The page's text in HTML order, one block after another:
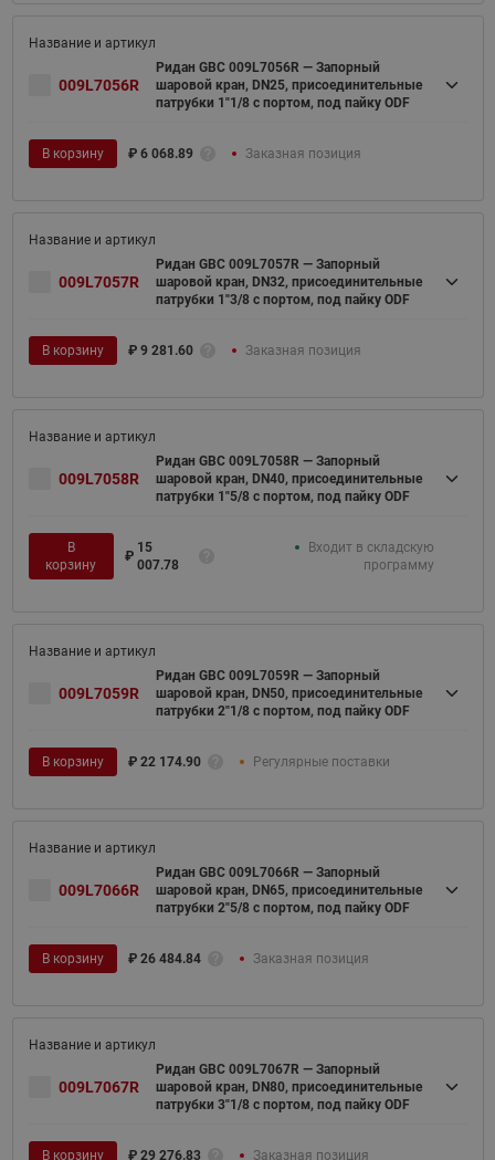
009L7056R
Ридан GBC 009L7056R — Запорный
шаровой кран, DN25, присоединительные
патрубки 1"1/8 с портом, под пайку ODF
В корзину ₽ 6 068.89 Заказная позиция
009L7057R
Ридан GBC 009L7057R — Запорный
шаровой кран, DN32, присоединительные
патрубки 1"3/8 с портом, под пайку ODF
В корзину ₽ 9 281.60 Заказная позиция
009L7058R
Ридан GBC 009L7058R — Запорный
шаровой кран, DN40, присоединительные
патрубки 1"5/8 с портом, под пайку ODF
В
корзину
₽
15
007.78
Входит в складскую
программу
009L7059R
Ридан GBC 009L7059R — Запорный
шаровой кран, DN50, присоединительные
патрубки 2"1/8 с портом, под пайку ODF
В корзину ₽ 22 174.90 Регулярные поставки
009L7066R
Ридан GBC 009L7066R — Запорный
шаровой кран, DN65, присоединительные
патрубки 2"5/8 с портом, под пайку ODF
В корзину ₽ 26 484.84 Заказная позиция
009L7067R
Ридан GBC 009L7067R — Запорный
шаровой кран, DN80, присоединительные
патрубки 3"1/8 с портом, под пайку ODF
В корзину ₽ 29 276.83 Заказная позиция